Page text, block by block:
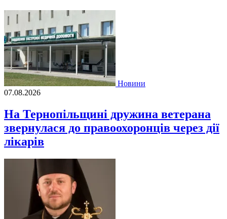
Новини
07.08.2026
На Тернопільщині дружина ветерана
звернулася до правоохоронців через дії
лікарів